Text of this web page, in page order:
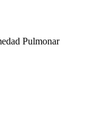
Pulmonar